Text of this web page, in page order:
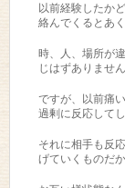
以前経験したか
絡んでくるとあ
時、人、場所が
じはずありません
ですが、以前痛
過剰に反応して
それに相手も反
げていくものだか